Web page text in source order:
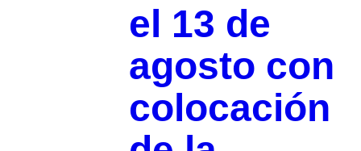
el 13 de
agosto con
colocación